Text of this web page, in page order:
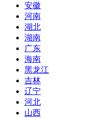
安徽
河南
湖北
湖南
广东
海南
黑龙江
吉林
辽宁
河北
山西